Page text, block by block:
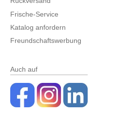
Frische-Service
Katalog anfordern
Freundschaftswerbung
Auch auf